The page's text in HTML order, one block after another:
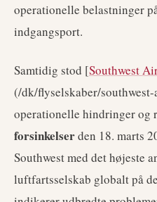
operationelle belastninger
indgangsport.
Samtidig stod [Southwest
(/dk/flyselskaber/
operationelle hindringer og
forsinkelserden 18. marts
Southwest med det højeste
luftfartsselskab globalt på